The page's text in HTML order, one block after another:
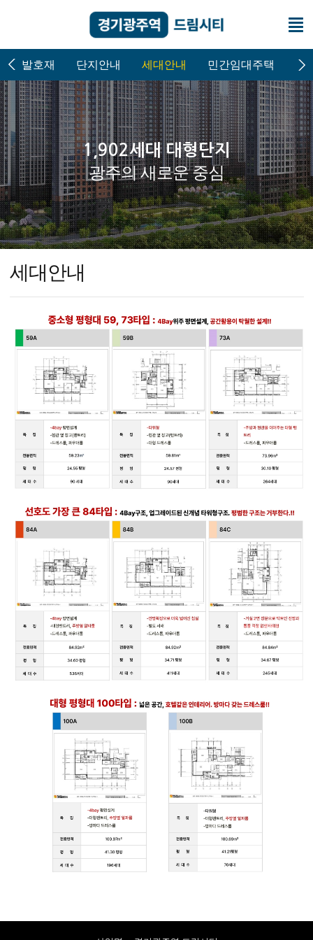
개발호재 단지안내 세대안내 민간임대주택 방
1,902세대 대형단지
광주의 새로운 중심
세대안내